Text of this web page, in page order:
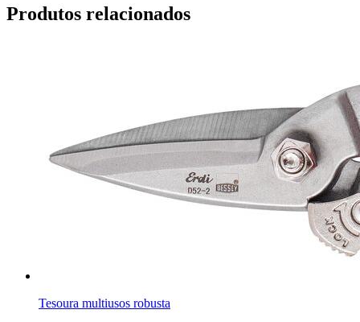
Produtos relacionados
Tesoura multiusos robusta